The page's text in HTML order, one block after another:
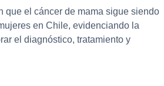
que el cáncer de mama sigue siendo
en Chile, evidenciando la
el diagnóstico, tratamiento y